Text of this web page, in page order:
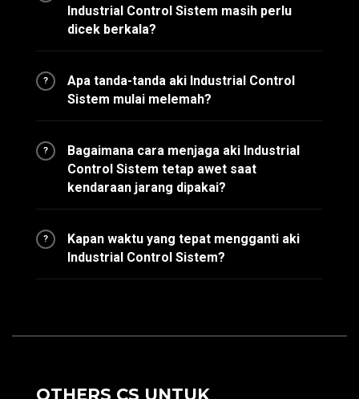
Industrial Control Sistem masih perlu
dicek berkala?
?
Apa tanda-tanda aki Industrial Control
Sistem mulai melemah?
?
Bagaimana cara menjaga aki Industrial
Control Sistem tetap awet saat
kendaraan jarang dipakai?
?
Kapan waktu yang tepat mengganti aki
Industrial Control Sistem?
OTHERS CS UNTUK